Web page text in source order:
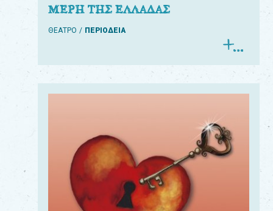
ΜΕΡΗ ΤΗΣ ΕΛΛΑΔΑΣ
ΘΕΑΤΡΟ ΠΕΡΙΟΔΕΙΑ